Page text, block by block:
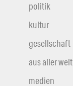
politik
kultur
gesellschaft
aus aller welt
medien